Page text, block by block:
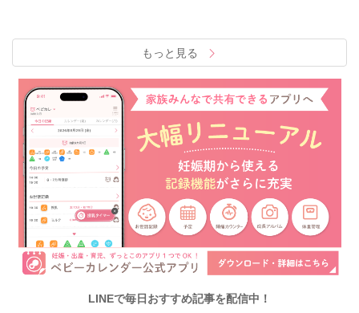
もっと見る
LINEで毎日おすすめ記事を配信中！